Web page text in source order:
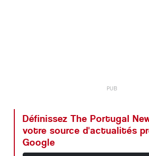
Définissez The Portugal
votre source d'actualités
Google